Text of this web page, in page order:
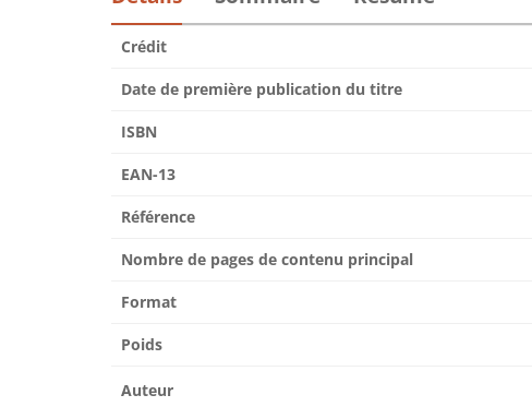
Crédit
Date de première publication du titre
ISBN
EAN-13
Référence
Nombre de pages de contenu principal
Format
Poids
Auteur